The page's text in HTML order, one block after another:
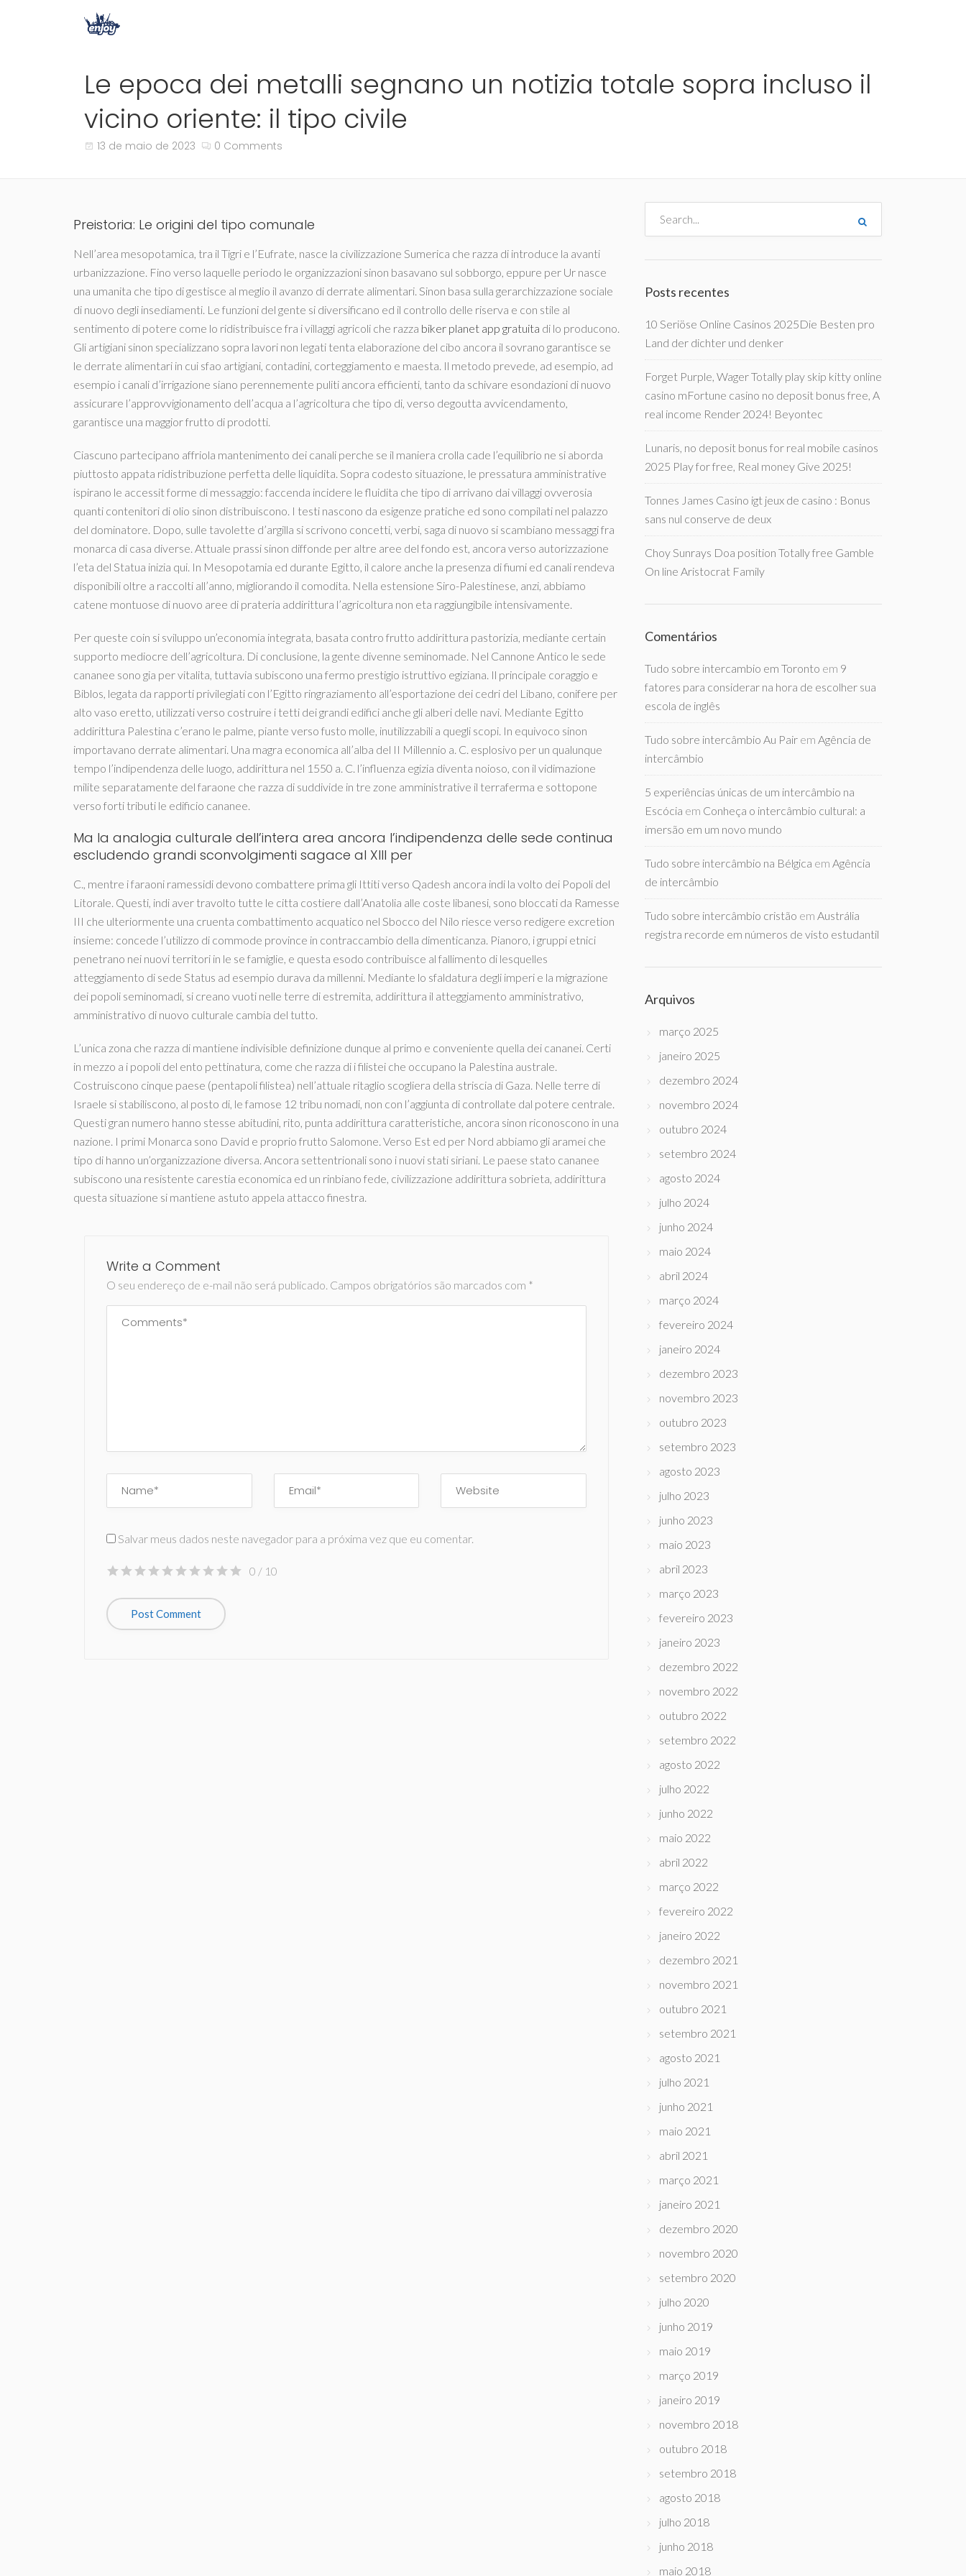
Le epoca dei metalli segnano un notizia totale sopra incluso il
vicino oriente: il tipo civile
13 de maio de 2023 0 Comments
Preistoria: Le origini del tipo comunale
Nell’area mesopotamica, tra il Tigri e l’Eufrate, nasce la civilizzazione Sumerica che razza di introduce la avanti
urbanizzazione. Fino verso laquelle periodo le organizzazioni sinon basavano sul sobborgo, eppure per Ur nasce
una umanita che tipo di gestisce al meglio il avanzo di derrate alimentari. Sinon basa sulla gerarchizzazione sociale
di nuovo degli insediamenti. Le funzioni del gente si diversificano ed il controllo delle riserva e con stile al
sentimento di potere come lo ridistribuisce fra i villaggi agricoli che razza biker planet app gratuita di lo producono.
Gli artigiani sinon specializzano sopra lavori non legati tenta elaborazione del cibo ancora il sovrano garantisce se
le derrate alimentari in cui sfao artigiani, contadini, corteggiamento e maesta. Il metodo prevede, ad esempio, ad
esempio i canali d’irrigazione siano perennemente puliti ancora efficienti, tanto da schivare esondazioni di nuovo
assicurare l’approvvigionamento dell’acqua a l’agricoltura che tipo di, verso degoutta avvicendamento,
garantisce una maggior frutto di prodotti.
Ciascuno partecipano affriola mantenimento dei canali perche se il maniera crolla cade l’equilibrio ne si aborda
piuttosto appata ridistribuzione perfetta delle liquidita. Sopra codesto situazione, le pressatura amministrative
ispirano le accessit forme di messaggio: faccenda incidere le fluidita che tipo di arrivano dai villaggi ovverosia
quanti contenitori di olio sinon distribuiscono. I testi nascono da esigenze pratiche ed sono compilati nel palazzo
del dominatore. Dopo, sulle tavolette d’argilla si scrivono concetti, verbi, saga di nuovo si scambiano messaggi fra
monarca di casa diverse. Attuale prassi sinon diffonde per altre aree del fondo est, ancora verso autorizzazione
l’eta del Statua inizia qui. In Mesopotamia ed durante Egitto, il calore anche la presenza di fiumi ed canali rendeva
disponibili oltre a raccolti all’anno, migliorando il comodita. Nella estensione Siro-Palestinese, anzi, abbiamo
catene montuose di nuovo aree di prateria addirittura l’agricoltura non eta raggiungibile intensivamente.
Per queste coin si sviluppo un’economia integrata, basata contro frutto addirittura pastorizia, mediante certain
supporto mediocre dell’agricoltura. Di conclusione, la gente divenne seminomade. Nel Cannone Antico le sede
cananee sono gia per vitalita, tuttavia subiscono una fermo prestigio istruttivo egiziana. Il principale coraggio e
Biblos, legata da rapporti privilegiati con l’Egitto ringraziamento all’esportazione dei cedri del Libano, conifere per
alto vaso eretto, utilizzati verso costruire i tetti dei grandi edifici anche gli alberi delle navi. Mediante Egitto
addirittura Palestina c’erano le palme, piante verso fusto molle, inutilizzabili a quegli scopi. In equivoco sinon
importavano derrate alimentari. Una magra economica all’alba del II Millennio a. C. esplosivo per un qualunque
tempo l’indipendenza delle luogo, addirittura nel 1550 a. C. l’influenza egizia diventa noioso, con il vidimazione
milite separatamente del faraone che razza di suddivide in tre zone amministrative il terraferma e sottopone
verso forti tributi le edificio cananee.
Ma la analogia culturale dell’intera area ancora l’indipendenza delle sede continua
escludendo grandi sconvolgimenti sagace al XIII per
C., mentre i faraoni ramessidi devono combattere prima gli Ittiti verso Qadesh ancora indi la volto dei Popoli del
Litorale. Questi, indi aver travolto tutte le citta costiere dall’Anatolia alle coste libanesi, sono bloccati da Ramesse
III che ulteriormente una cruenta combattimento acquatico nel Sbocco del Nilo riesce verso redigere excretion
insieme: concede l’utilizzo di commode province in contraccambio della dimenticanza. Pianoro, i gruppi etnici
penetrano nei nuovi territori in le se famiglie, e questa esodo contribuisce al fallimento di lesquelles
atteggiamento di sede Status ad esempio durava da millenni. Mediante lo sfaldatura degli imperi e la migrazione
dei popoli seminomadi, si creano vuoti nelle terre di estremita, addirittura il atteggiamento amministrativo,
amministrativo di nuovo culturale cambia del tutto.
L’unica zona che razza di mantiene indivisible definizione dunque al primo e conveniente quella dei cananei. Certi
in mezzo a i popoli del ento pettinatura, come che razza di i filistei che occupano la Palestina australe.
Costruiscono cinque paese (pentapoli filistea) nell’attuale ritaglio scogliera della striscia di Gaza. Nelle terre di
Israele si stabiliscono, al posto di, le famose 12 tribu nomadi, non con l’aggiunta di controllate dal potere centrale.
Questi gran numero hanno stesse abitudini, rito, punta addirittura caratteristiche, ancora sinon riconoscono in una
nazione. I primi Monarca sono David e proprio frutto Salomone. Verso Est ed per Nord abbiamo gli aramei che
tipo di hanno un’organizzazione diversa. Ancora settentrionali sono i nuovi stati siriani. Le paese stato cananee
subiscono una resistente carestia economica ed un rinbiano fede, civilizzazione addirittura sobrieta, addirittura
questa situazione si mantiene astuto appela attacco finestra.
Write a Comment
O seu endereço de e-mail não será publicado. Campos obrigatórios são marcados com *
Salvar meus dados neste navegador para a próxima vez que eu comentar.
0 / 10
Posts recentes
10 Seriöse Online Casinos 2025Die Besten pro
Land der dichter und denker
Forget Purple, Wager Totally play skip kitty online
casino mFortune casino no deposit bonus free, A
real income Render 2024! Beyontec
Lunaris, no deposit bonus for real mobile casinos
2025 Play for free, Real money Give 2025!
Tonnes James Casino igt jeux de casino : Bonus
sans nul conserve de deux
Choy Sunrays Doa position Totally free Gamble
On line Aristocrat Family
Comentários
Tudo sobre intercambio em Toronto em 9
fatores para considerar na hora de escolher sua
escola de inglês
Tudo sobre intercâmbio Au Pair em Agência de
intercâmbio
5 experiências únicas de um intercâmbio na
Escócia em Conheça o intercâmbio cultural: a
imersão em um novo mundo
Tudo sobre intercâmbio na Bélgica em Agência
de intercâmbio
Tudo sobre intercâmbio cristão em Austrália
registra recorde em números de visto estudantil
Arquivos
março 2025
janeiro 2025
dezembro 2024
novembro 2024
outubro 2024
setembro 2024
agosto 2024
julho 2024
junho 2024
maio 2024
abril 2024
março 2024
fevereiro 2024
janeiro 2024
dezembro 2023
novembro 2023
outubro 2023
setembro 2023
agosto 2023
julho 2023
junho 2023
maio 2023
abril 2023
março 2023
fevereiro 2023
janeiro 2023
dezembro 2022
novembro 2022
outubro 2022
setembro 2022
agosto 2022
julho 2022
junho 2022
maio 2022
abril 2022
março 2022
fevereiro 2022
janeiro 2022
dezembro 2021
novembro 2021
outubro 2021
setembro 2021
agosto 2021
julho 2021
junho 2021
maio 2021
abril 2021
março 2021
janeiro 2021
dezembro 2020
novembro 2020
setembro 2020
julho 2020
junho 2019
maio 2019
março 2019
janeiro 2019
novembro 2018
outubro 2018
setembro 2018
agosto 2018
julho 2018
junho 2018
maio 2018